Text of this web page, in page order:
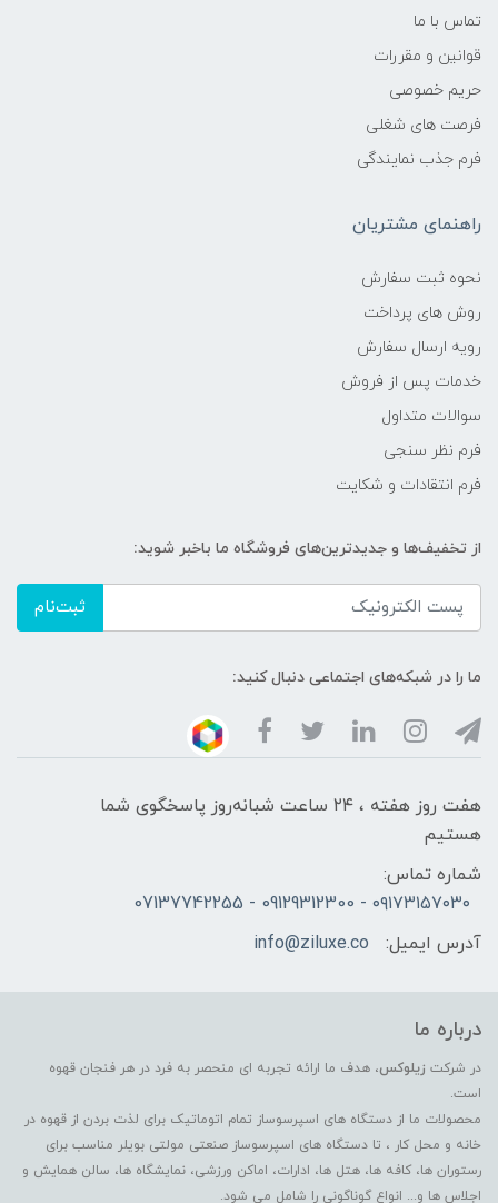
تماس با ما
قوانین و مقررات
حریم خصوصی
فرصت های شغلی
فرم جذب نمایندگی
راهنمای مشتریان
نحوه ثبت سفارش
روش های پرداخت
رویه ارسال سفارش
خدمات پس از فروش
سوالات متداول
فرم نظر سنجی
فرم انتقادات و شکایت
از تخفیف‌ها و جدیدترین‌های فروشگاه ما باخبر شوید:
ثبت‌نام
ما را در شبکه‌های اجتماعی دنبال کنید:
هفت روز هفته ، ۲۴ ساعت شبانه‌روز پاسخگوی شما
هستیم
شماره تماس:
۰۹۱۷۳۱۵۷۰۳۰ - 09129312300 - 07137742255
آدرس ایمیل:
info@ziluxe.co
درباره ما
در شرکت زیلوکس، هدف ما ارائه تجربه ای منحصر به فرد در هر فنجان قهوه
است.
محصولات ما از دستگاه های اسپرسوساز تمام اتوماتیک برای لذت بردن از قهوه در
خانه و محل کار ، تا دستگاه های اسپرسوساز صنعتی مولتی بویلر مناسب برای
رستوران ها، کافه ها، هتل ها، ادارات، اماکن ورزشی، نمایشگاه ها، سالن همایش و
اجلاس ها و... انواع گوناگونی را شامل می شود.